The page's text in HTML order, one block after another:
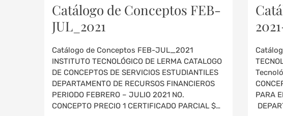
Catálogo de Conceptos FEB-
JUL_2021
Catálogo de Conceptos FEB-JUL_2021
INSTITUTO TECNOLÓGICO DE LERMA CATALOGO
DE CONCEPTOS DE SERVICIOS ESTUDIANTILES
DEPARTAMENTO DE RECURSOS FINANCIEROS
PERIODO FEBRERO – JULIO 2021 NO.
CONCEPTO PRECIO 1 CERTIFICADO PARCIAL $…
PARA